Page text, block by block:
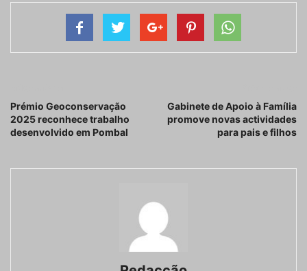
Prémio Geoconservação
2025 reconhece trabalho
desenvolvido em Pombal
Gabinete de Apoio à Família
promove novas actividades
para pais e filhos